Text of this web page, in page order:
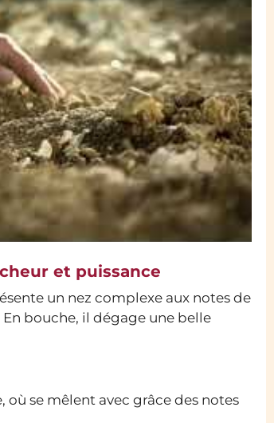
et puissance
un nez complexe aux notes de
bouche, il dégage une belle
se mêlent avec grâce des notes